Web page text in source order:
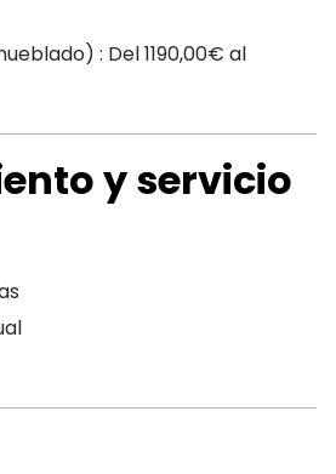
: Del 1190,00€ al
y servicio